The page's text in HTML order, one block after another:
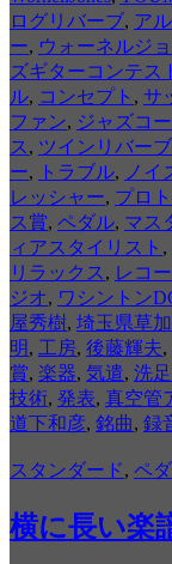
ログリバーブ, ア
ー, ウォーネルジ
ズギターコンテス
ル, コンセプト , サ
ファン, ジャズコ
ス , ツインリバーブ
ー, トラブル, ノイ
レッシャー, プロ
ス賞, ペダル, マス
ィアスタイリスト ,
リラックス , レコ
ジオ, ワシントン
屋秀樹, 埼玉県草
明, 工房, 後藤輝夫,
賞, 楽器, 気遣, 洗
技術, 発表, 真空管
道下和彦, 銘曲, 録
スタンダード, ペ
横に長い楽